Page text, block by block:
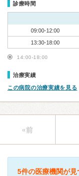
診療時間
09:00-12:00
13:30-18:00
14:00-18:00
治療実績
この病院の治療実績を見る
«前
5件の医療機関が見